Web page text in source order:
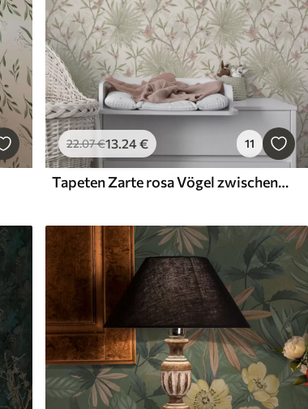
22.07€13.24€ 11
Tapeten Zarte rosa Vögel zwischen Palmblättern